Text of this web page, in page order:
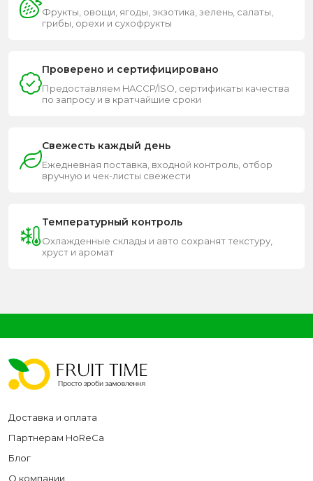
Фрукты, овощи, ягоды, экзотика, зелень, салаты,
грибы, орехи и сухофрукты
Проверено и сертифицировано
Предоставляем HACCP/ISO, сертификаты качества
по запросу и в кратчайшие сроки
Свежесть каждый день
Ежедневная поставка, входной контроль, отбор
вручную и чек-листы свежести
Температурный контроль
Охлажденные склады и авто сохранят текстуру,
хруст и аромат
Доставка и оплата
Партнерам HoReCa
Блог
О компании